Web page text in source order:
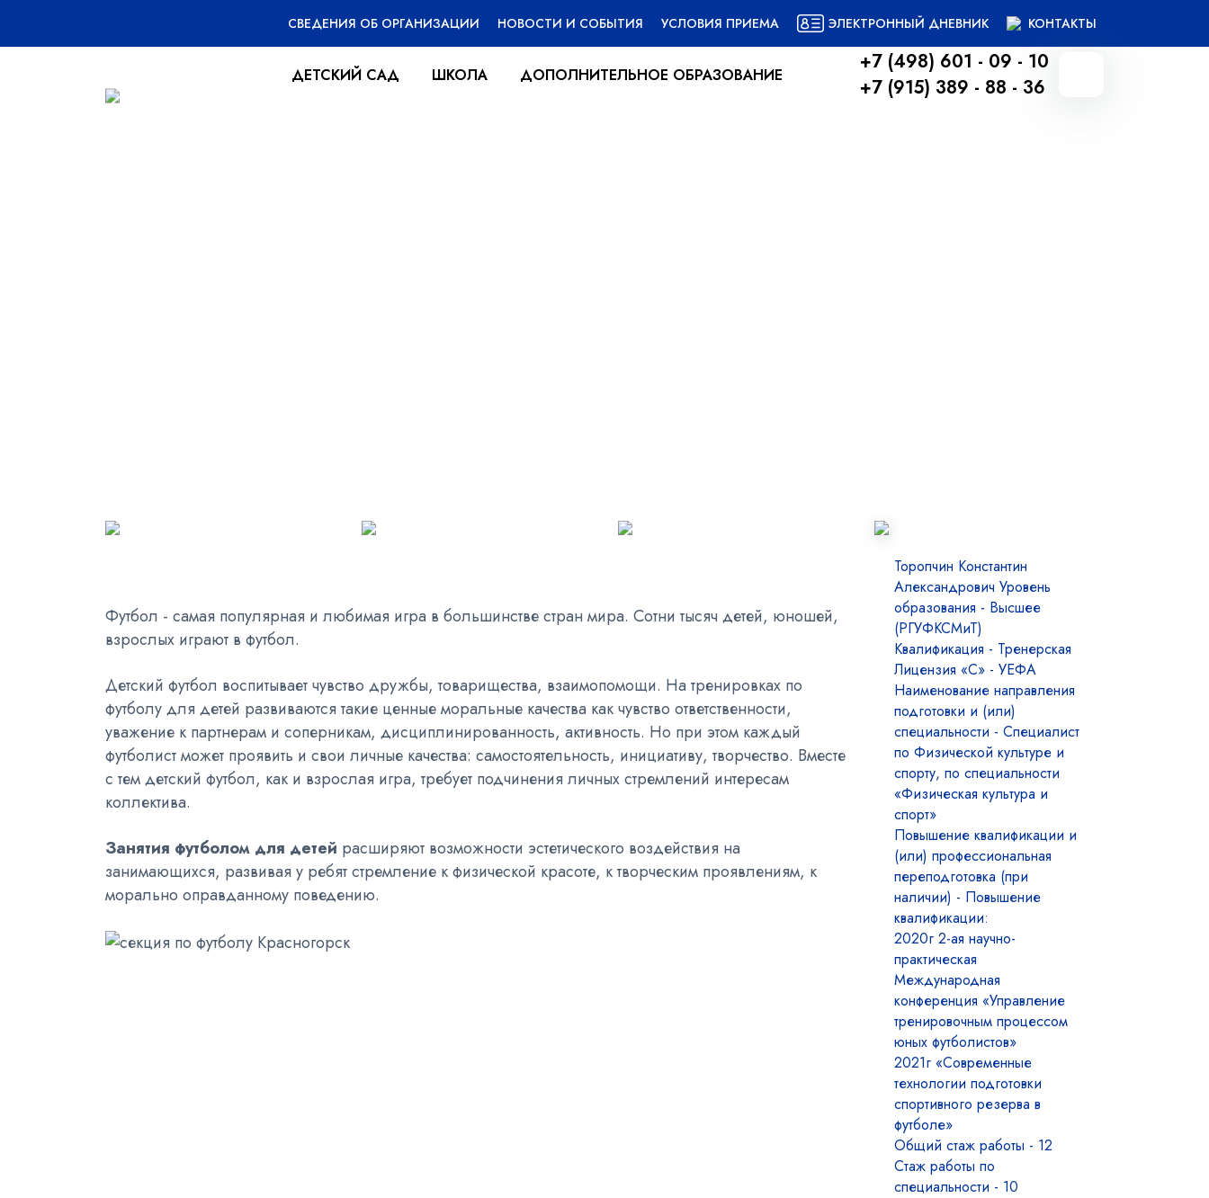
СВЕДЕНИЯ ОБ ОРГАНИЗАЦИИ НОВОСТИ И СОБЫТИЯ УСЛОВИЯ ПРИЕМА ЭЛЕКТРОННЫЙ ДНЕВНИК КОНТАКТЫ
ДЕТСКИЙ САД ШКОЛА ДОПОЛНИТЕЛЬНОЕ ОБРАЗОВАНИЕ
+7 (498) 601 - 09 - 10
+7 (915) 389 - 88 - 36
Футбол - самая популярная и любимая игра в большинстве стран мира. Сотни тысяч детей, юношей,
взрослых играют в футбол.
Детский футбол воспитывает чувство дружбы, товарищества, взаимопомощи. На тренировках по
футболу для детей развиваются такие ценные моральные качества как чувство ответственности,
уважение к партнерам и соперникам, дисциплинированность, активность. Но при этом каждый
футболист может проявить и свои личные качества: самостоятельность, инициативу, творчество. Вместе
с тем детский футбол, как и взрослая игра, требует подчинения личных стремлений интересам
коллектива.
Занятия футболом для детей расширяют возможности эстетического воздействия на
занимающихся, развивая у ребят стремление к физической красоте, к творческим проявлениям, к
морально оправданному поведению.
Торопчин Константин
Александрович Уровень
образования - Высшее
(РГУФКСМиТ)
Квалификация - Тренерская
Лицензия «С» - УЕФА
Наименование направления
подготовки и (или)
специальности - Специалист
по Физической культуре и
спорту, по специальности
«Физическая культура и
спорт»
Повышение квалификации и
(или) профессиональная
переподготовка (при
наличии) - Повышение
квалификации:
2020г 2-ая научно-
практическая
Международная
конференция «Управление
тренировочным процессом
юных футболистов»
2021г «Современные
технологии подготовки
спортивного резерва в
футболе»
Общий стаж работы - 12
Стаж работы по
специальности - 10